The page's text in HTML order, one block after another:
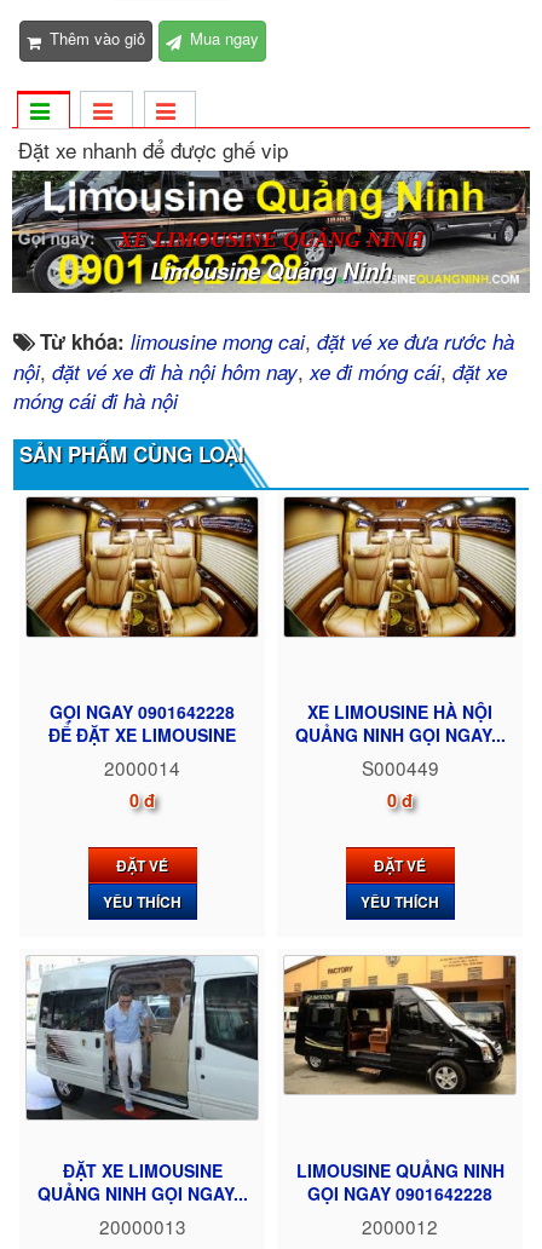
Thêm vào giỏ Mua ngay
Đặt xe nhanh để được ghế vip
XE LIMOUSINE QUẢNG NINH
Limousine Quảng Ninh
Từ khóa: limousine mong cai, đặt vé xe đưa rước hà
nội, đặt vé xe đi hà nội hôm nay,xe đi móng cái, đặt xe
móng cái đi hà nội
SẢN PHẨM CÙNG LOẠI
GỌI NGAY 0901642228
ĐỂ ĐẶT XE LIMOUSINE
2000014
0 đ
ĐẶT VÉ
YÊU THÍCH
XE LIMOUSINE HÀ NỘI
QUẢNG NINH GỌI NGAY...
S000449
0 đ
ĐẶT VÉ
YÊU THÍCH
ĐẶT XE LIMOUSINE
QUẢNG NINH GỌI NGAY...
20000013
LIMOUSINE QUẢNG NINH
GỌI NGAY 0901642228
2000012